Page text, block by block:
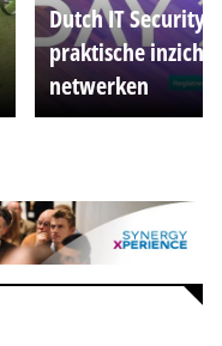
Dutch IT Security
praktische
netwerken